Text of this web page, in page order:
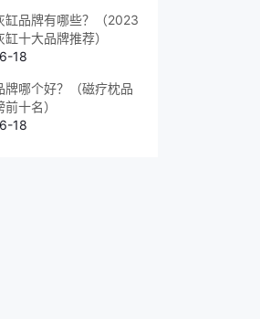
缸品牌有哪些？（2023
缸十大品牌推荐）
18
牌哪个好？（磁疗枕品
十名）
18